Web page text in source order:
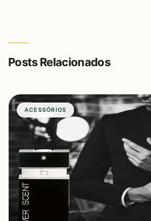
Posts Relacionados
ACESSÓRIOS